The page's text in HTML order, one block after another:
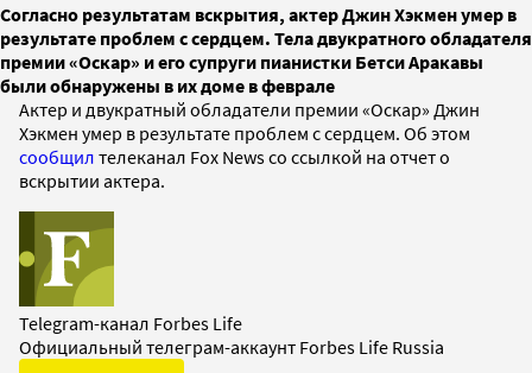
Согласно результатам вскрытия, актер Джин Хэкмен умер в
результате проблем с сердцем. Тела двукратного обладателя
премии «Оскар» и его супруги пианистки Бетси Аракавы
были обнаружены в их доме в феврале
Актер и двукратный обладатели премии «Оскар» Джин
Хэкмен умер в результате проблем с сердцем. Об этом
сообщил телеканал Fox News со ссылкой на отчет о
вскрытии актера.
Telegram-канал Forbes Life
Официальный телеграм-аккаунт Forbes Life Russia